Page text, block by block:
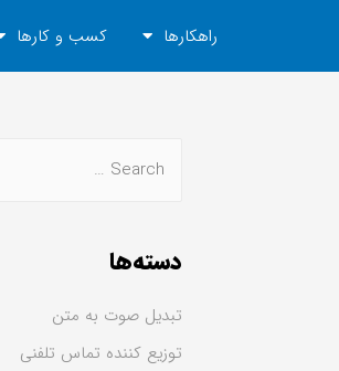
راهکارها کسب و کارها
دسته‌ها
تبدیل صوت به متن
توزیع کننده تماس تلفنی